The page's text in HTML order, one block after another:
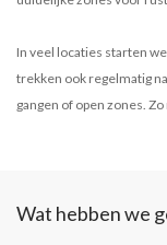
In veel locaties starten
trekken ook regelmatig
gangen of open zones.
Wat hebben we